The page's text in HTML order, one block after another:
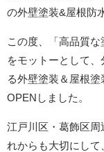
の外壁塗装&屋根防
この度、「高品質な
をモットーとして
る外壁塗装＆屋根
OPENしました。
江戸川区・葛飾区周
れからも大切にし